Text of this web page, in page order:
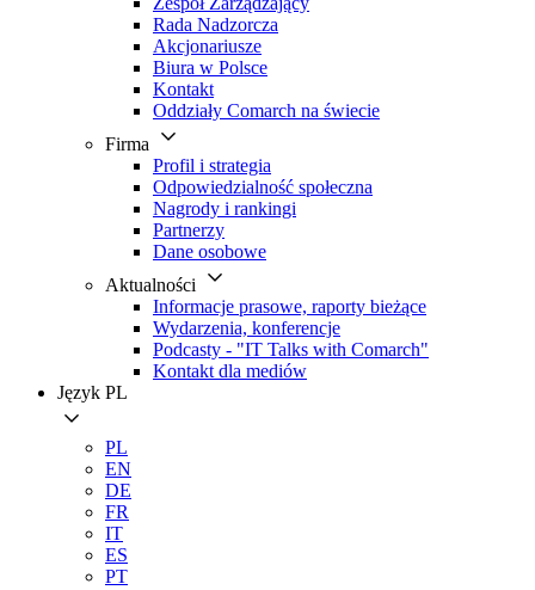
Rada Nadzorcza
Akcjonariusze
Biura w Polsce
Kontakt
Oddziały Comarch na świecie
Firma
Profil i strategia
Odpowiedzialność społeczna
Nagrody i rankingi
Partnerzy
Dane osobowe
Aktualności
Informacje prasowe, raporty bieżące
Wydarzenia, konferencje
Podcasty - "IT Talks with Comarch"
Kontakt dla mediów
Język PL
PL
EN
DE
FR
IT
ES
PT